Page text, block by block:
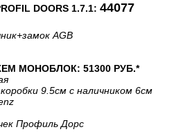
DOORS 1.7.1: 44077
+замок AGB
МОНОБЛОК: 51300 РУБ.*
9.5см с наличником 6см
Профиль Дорс